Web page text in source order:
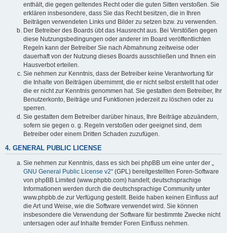
enthält, die gegen geltendes Recht oder die guten Sitten verstoßen. Sie
erklären insbesondere, dass Sie das Recht besitzen, die in Ihren
Beiträgen verwendeten Links und Bilder zu setzen bzw. zu verwenden.
Der Betreiber des Boards übt das Hausrecht aus. Bei Verstößen gegen
diese Nutzungsbedingungen oder anderer im Board veröffentlichten
Regeln kann der Betreiber Sie nach Abmahnung zeitweise oder
dauerhaft von der Nutzung dieses Boards ausschließen und Ihnen ein
Hausverbot erteilen.
Sie nehmen zur Kenntnis, dass der Betreiber keine Verantwortung für
die Inhalte von Beiträgen übernimmt, die er nicht selbst erstellt hat oder
die er nicht zur Kenntnis genommen hat. Sie gestatten dem Betreiber, Ihr
Benutzerkonto, Beiträge und Funktionen jederzeit zu löschen oder zu
sperren.
Sie gestatten dem Betreiber darüber hinaus, Ihre Beiträge abzuändern,
sofern sie gegen o. g. Regeln verstoßen oder geeignet sind, dem
Betreiber oder einem Dritten Schaden zuzufügen.
4. GENERAL PUBLIC LICENSE
Sie nehmen zur Kenntnis, dass es sich bei phpBB um eine unter der „
GNU General Public License v2“ (GPL) bereitgestellten Foren-Software
von phpBB Limited (www.phpbb.com) handelt; deutschsprachige
Informationen werden durch die deutschsprachige Community unter
www.phpbb.de zur Verfügung gestellt. Beide haben keinen Einfluss auf
die Art und Weise, wie die Software verwendet wird. Sie können
insbesondere die Verwendung der Software für bestimmte Zwecke nicht
untersagen oder auf Inhalte fremder Foren Einfluss nehmen.